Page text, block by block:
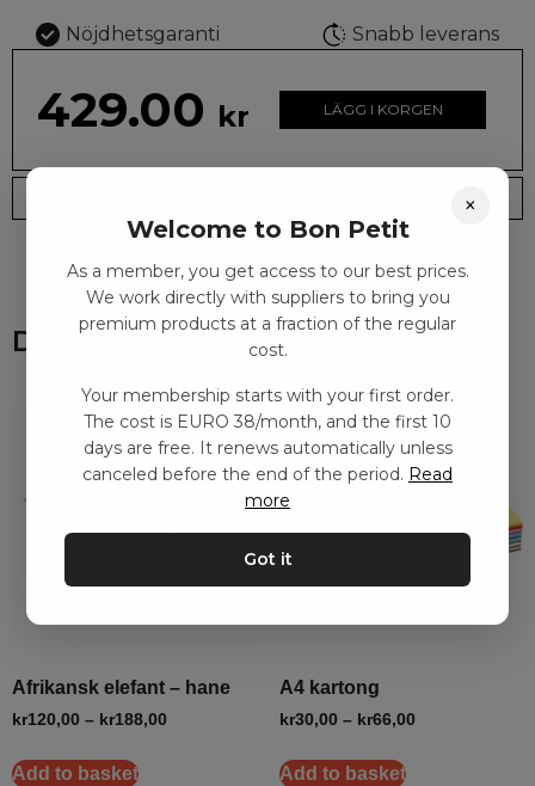
Nöjdhetsgaranti Snabb leverans
429.00 kr LÄGG I KORGEN
Frakt EURO 4
Du kanske också gillar
Afrikansk elefant – hane
kr120,00 – kr188,00
Add to basket
A4 kartong
kr30,00 – kr66,00
Add to basket
×
Welcome to Bon Petit
As a member, you get access to our best prices.
We work directly with suppliers to bring you
premium products at a fraction of the regular
cost.
Your membership starts with your first order.
The cost is EURO 38/month, and the first 10
days are free. It renews automatically unless
canceled before the end of the period. Read
more
Got it